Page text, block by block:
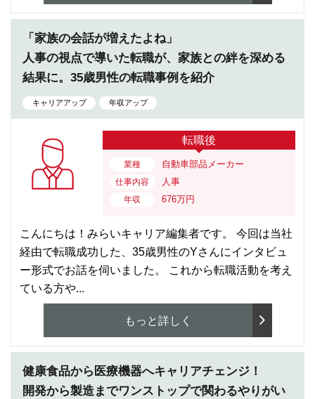
「家族の会話が増えたよね」
人事の視点で導いた転職が、家族との絆を深める
結果に。35歳男性の転職事例を紹介
キャリアアップ 年収アップ
転職後
業種 自動車部品メーカー
仕事内容 人事
年収 676万円
こんにちは！みらいキャリア編集者です。 今回は当社
経由で転職成功した、35歳男性のYさんにインタビュ
ー形式でお話を伺いました。 これから転職活動を考え
ている方や...
もっと詳しく
健康食品から医療機器へキャリアチェンジ！
開発から製造までワンストップで関わるやりがい